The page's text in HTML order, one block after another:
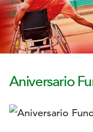
Aniversario
Logotipo: